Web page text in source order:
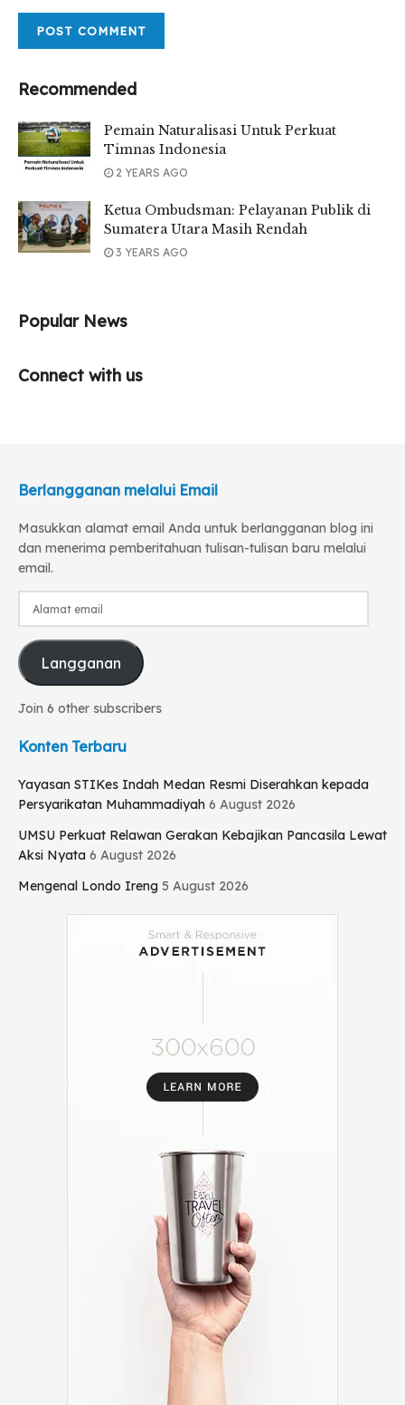
Recommended
Pemain Naturalisasi Untuk Perkuat
Timnas Indonesia
2 YEARS AGO
Ketua Ombudsman: Pelayanan Publik di
Sumatera Utara Masih Rendah
3 YEARS AGO
Popular News
Connect with us
Berlangganan melalui Email
Masukkan alamat email Anda untuk berlangganan blog ini
dan menerima pemberitahuan tulisan-tulisan baru melalui
email.
Langganan
Join 6 other subscribers
Konten Terbaru
Yayasan STIKes Indah Medan Resmi Diserahkan kepada
Persyarikatan Muhammadiyah 6 August 2026
UMSU Perkuat Relawan Gerakan Kebajikan Pancasila Lewat
Aksi Nyata 6 August 2026
Mengenal Londo Ireng 5 August 2026